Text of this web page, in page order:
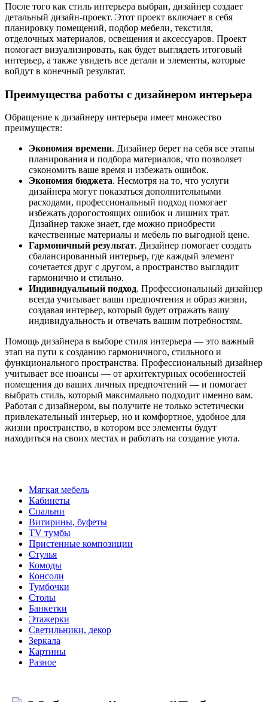
После того как стиль интерьера выбран, дизайнер создает
детальный дизайн-проект. Этот проект включает в себя
планировку помещений, подбор мебели, текстиля,
отделочных материалов, освещения и аксессуаров. Проект
помогает визуализировать, как будет выглядеть итоговый
интерьер, а также увидеть все детали и элементы, которые
войдут в конечный результат.
Преимущества работы с дизайнером интерьера
Обращение к дизайнеру интерьера имеет множество
преимуществ:
Экономия времени. Дизайнер берет на себя все этапы
планирования и подбора материалов, что позволяет
сэкономить ваше время и избежать ошибок.
Экономия бюджета. Несмотря на то, что услуги
дизайнера могут показаться дополнительными
расходами, профессиональный подход помогает
избежать дорогостоящих ошибок и лишних трат.
Дизайнер также знает, где можно приобрести
качественные материалы и мебель по выгодной цене.
Гармоничный результат. Дизайнер помогает создать
сбалансированный интерьер, где каждый элемент
сочетается друг с другом, а пространство выглядит
гармонично и стильно.
Индивидуальный подход. Профессиональный дизайнер
всегда учитывает ваши предпочтения и образ жизни,
создавая интерьер, который будет отражать вашу
индивидуальность и отвечать вашим потребностям.
Помощь дизайнера в выборе стиля интерьера — это важный
этап на пути к созданию гармоничного, стильного и
функционального пространства. Профессиональный дизайнер
учитывает все нюансы — от архитектурных особенностей
помещения до ваших личных предпочтений — и помогает
выбрать стиль, который максимально подходит именно вам.
Работая с дизайнером, вы получите не только эстетически
привлекательный интерьер, но и комфортное, удобное для
жизни пространство, в котором все элементы будут
находиться на своих местах и работать на создание уюта.
Мягкая мебель
Кабинеты
Спальни
Витирины, буфеты
TV тумбы
Пристенные композиции
Стулья
Комоды
Консоли
Тумбочки
Столы
Банкетки
Этажерки
Светильники, декор
Зеркала
Картины
Разное